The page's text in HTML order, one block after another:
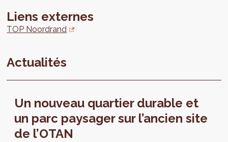
Liens externes
TOP Noordrand
Actualités
Un nouveau quartier durable et
un parc paysager sur l’ancien site
de l’OTAN